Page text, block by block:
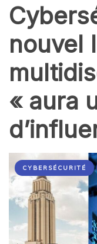
nouvel
« aura
CYBERSÉCURITÉ